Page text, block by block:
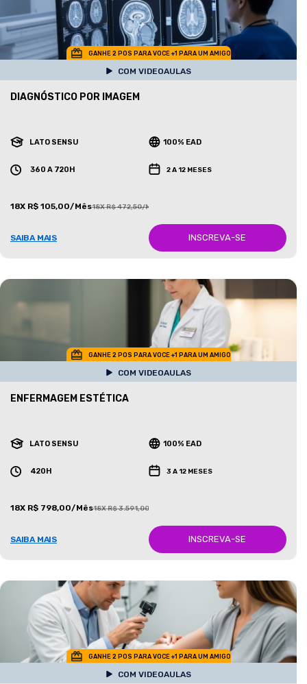
GANHE 2 POS PARA VOCE +1 PARA UM AMIGO
COM VIDEOAULAS
DIAGNÓSTICO POR IMAGEM
LATO SENSU 100% EAD
360 A 720H 2 A 12 MESES
18X R$ 105,00/Mês18X R$ 472,50/Mês
SAIBA MAIS INSCREVA-SE
GANHE 2 POS PARA VOCE +1 PARA UM AMIGO
COM VIDEOAULAS
ENFERMAGEM ESTÉTICA
LATO SENSU 100% EAD
420H 3 A 12 MESES
18X R$ 798,00/Mês18X R$ 3.591,00/Mês
SAIBA MAIS INSCREVA-SE
GANHE 2 POS PARA VOCE +1 PARA UM AMIGO
COM VIDEOAULAS